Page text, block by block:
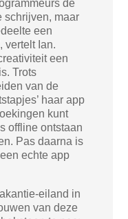
de
schrijven, maar
een
vertelt Ian.
een
Trots
van de
haar app
kunt
offline ontstaan
Pas daarna is
echte app
eiland in
van deze